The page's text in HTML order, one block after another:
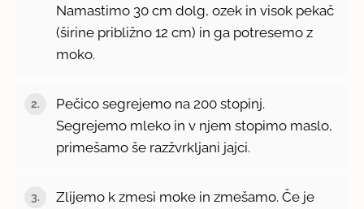
Namastimo 30 cm dolg, ozek in visok pekač
(širine približno 12 cm) in ga potresemo z
moko.
Pečico segrejemo na 200 stopinj.
Segrejemo mleko in v njem stopimo maslo,
primešamo še razžvrkljani jajci.
Zlijemo k zmesi moke in zmešamo. Če je